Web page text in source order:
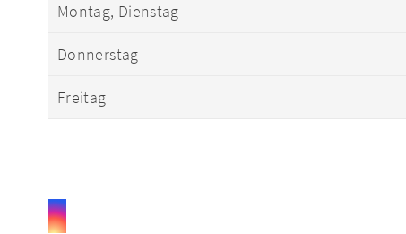
Montag, Dienstag
Donnerstag
Freitag